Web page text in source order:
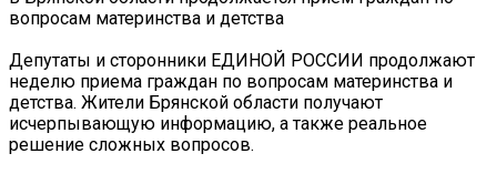
вопросам материнства и детства
Депутаты и сторонники ЕДИНОЙ РОССИИ продолжают
неделю приема граждан по вопросам материнства и
детства. Жители Брянской области получают
исчерпывающую информацию, а также реальное
решение сложных вопросов.